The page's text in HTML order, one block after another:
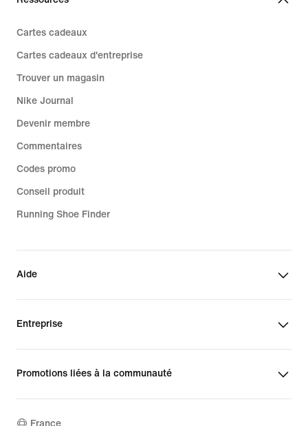
Cartes cadeaux
Cartes cadeaux d'entreprise
Trouver un magasin
Nike Journal
Devenir membre
Commentaires
Codes promo
Conseil produit
Running Shoe Finder
Aide
Entreprise
Promotions liées à la communauté
France